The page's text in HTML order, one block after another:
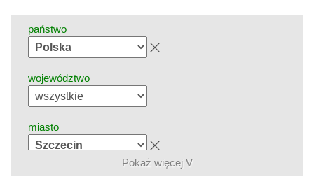
państwo
województwo
miasto
grupa kierunków
Pokaż więcej V